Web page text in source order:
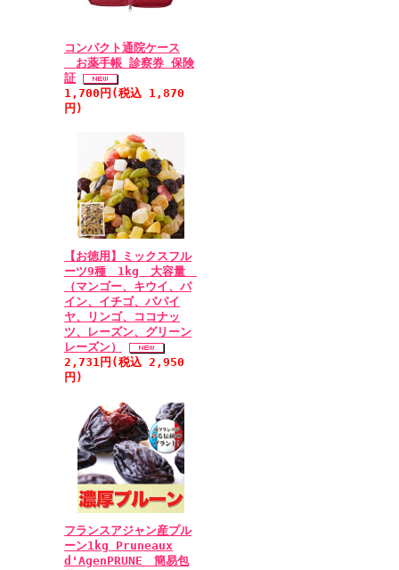
コンパクト通院ケース
お薬手帳 診察券 保険
証
1,700円(税込 1,870
円)
【お徳用】ミックスフル
ーツ9種 1kg 大容量
（マンゴー、キウイ、パ
イン、イチゴ、パパイ
ヤ、リンゴ、ココナッ
ツ、レーズン、グリーン
レーズン）
2,731円(税込 2,950
円)
フランスアジャン産プル
ーン1kg Pruneaux
d'AgenPRUNE 簡易包